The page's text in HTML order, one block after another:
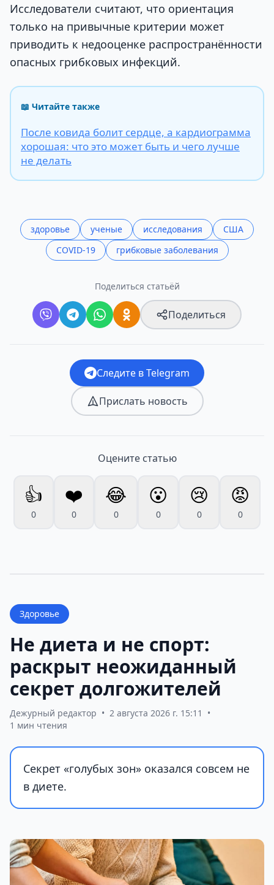
Исследователи считают, что ориентация
только на привычные критерии может
приводить к недооценке распространённости
опасных грибковых инфекций.
📖 Читайте также
После ковида болит сердце, а кардиограмма
хорошая: что это может быть и чего лучше
не делать
здоровье ученые исследования
США
COVID-19
грибковые заболевания
Поделиться статьёй
Поделиться
Следите в Telegram
Прислать новость
Оцените статью
👍
0
❤️
0
😂
0
😮
0
😢
0
😡
0
Здоровье
Не диета и не спорт:
раскрыт неожиданный
секрет долгожителей
Дежурный редактор • 2 августа 2026 г. 15:11
•
1 мин чтения
Секрет «голубых зон» оказался совсем не
в диете.